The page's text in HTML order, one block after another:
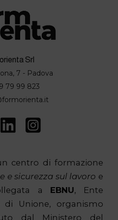
Srl
7 - Padova
79 99 823
centro di formazione
e sicurezza sul lavoro e
a EBNU, Ente
di Unione, organismo
dal Ministero del